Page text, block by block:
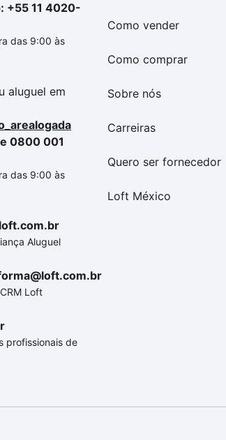
+55 11 4020-
das 9:00 às
aluguel em
0800 001
das 9:00 às
Aluguel
Loft
profissionais de
Como vender
Como comprar
Sobre nós
Carreiras
Quero ser fornecedor
Loft México